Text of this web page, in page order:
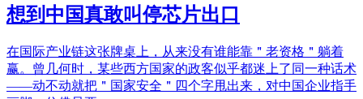
想到中国真敢叫停芯片出口
在国际产业链这张牌桌上，从来没有谁能靠＂老资格＂躺着
赢。曾几何时，某些西方国家的政客似乎都迷上了同一种话术
——动不动就把＂国家安全＂四个字甩出来，对中国企业指手